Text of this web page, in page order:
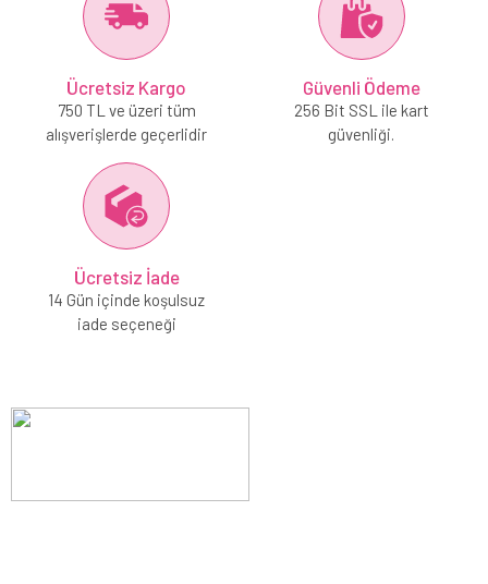
Ücretsiz Kargo
750 TL ve üzeri tüm
alışverişlerde geçerlidir
Güvenli Ödeme
256 Bit SSL ile kart
güvenliği.
Ücretsiz İade
14 Gün içinde koşulsuz
iade seçeneği